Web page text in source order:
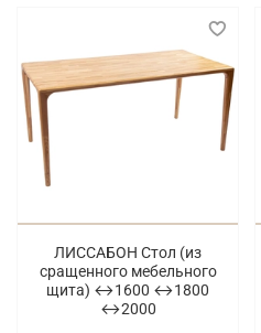
ЛИССАБОН Стол (из
сращенного мебельного
щита) ↔1600 ↔1800
↔2000